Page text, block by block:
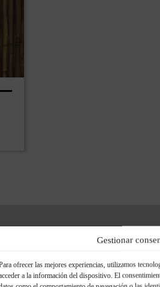
Gestionar
ofrecer las mejores experiencias, utilizamos
a la información del dispositivo. El